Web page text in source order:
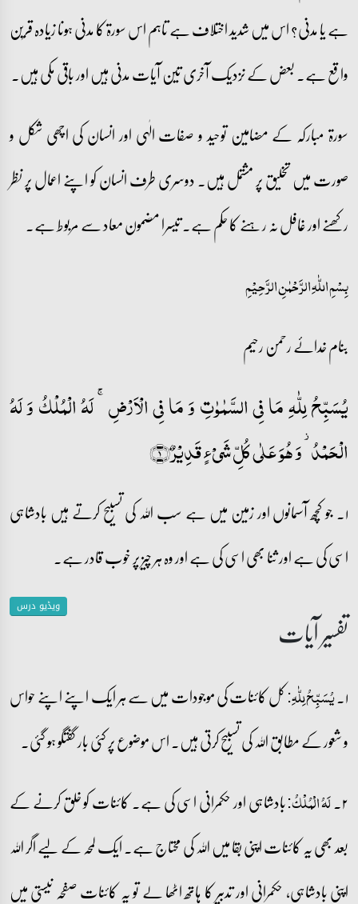
ہے یا مدنی؟ اس میں شدید اختلاف ہے تاہم اس سورۃ کا مدنی ہونا زیادہ قرین
واقع ہے۔ بعض کے نزدیک آخری تین آیات مدنی ہیں اور باقی مکی ہیں۔
سورۃ مبارکہ کے مضامین توحید و صفات الٰہی اور انسان کی اچھی شکل و
صورت میں تخلیق پر مشتمل ہیں۔ دوسری طرف انسان کو اپنے اعمال پر نظر
رکھنے اور غافل نہ رہنے کا حکم ہے۔ تیسرا مضمون معاد سے مربوط ہے۔
بِسۡمِ اللّٰہِ الرَّحۡمٰنِ الرَّحِیۡمِ
بنام خدائے رحمن رحیم
یُسَبِّحُ لِلّٰہِ مَا فِی السَّمٰوٰتِ وَ مَا فِی الۡاَرۡضِ ۚ لَہُ الۡمُلۡکُ وَ لَہُ
الۡحَمۡدُ ۫ وَ ہُوَ عَلٰی کُلِّ شَیۡءٍ قَدِیۡرٌ﴿۱﴾
۱۔ جو کچھ آسمانوں اور زمین میں ہے سب اللہ کی تسبیح کرتے ہیں بادشاہی
اسی کی ہے اور ثنا بھی اسی کی ہے اور وہ ہر چیز پر خوب قادر ہے۔
ویڈیو درس تفسیر آیات
۱۔ یُسَبِّحُ لِلّٰہِ:کل کائنات کی موجودات میں سے ہر ایک اپنے اپنے حواس
و شعور کے مطابق اللہ کی تسبیح کرتی ہیں۔ اس موضوع پر کئی بار گفتگو ہو گئی۔
۲۔ لَہُ الۡمُلۡکُ:بادشاہی اور حکمرانی اسی کی ہے۔ کائنات کو خلق کرنے کے
بعد بھی یہ کائنات اپنی بقا میں اللہ کی محتاج ہے۔ ایک لمحہ کے لیے اگر اللہ
اپنی بادشاہی، حکمرانی اور تدبیر کا ہاتھ اٹھا لے تو یہ کائنات صفحہ نیستی میں